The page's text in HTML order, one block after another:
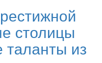
столицы
из